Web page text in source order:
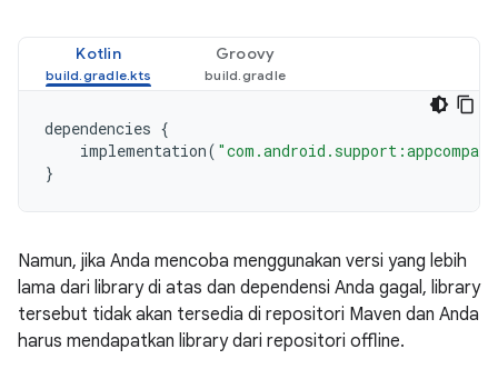
Kotlin Groovy
dependencies {
implementation(
}
Namun, jika Anda mencoba menggunakan versi yang lebih
lama dari library di atas dan dependensi Anda gagal, library
tersebut tidak akan tersedia di repositori Maven dan Anda
harus mendapatkan library dari repositori offline.